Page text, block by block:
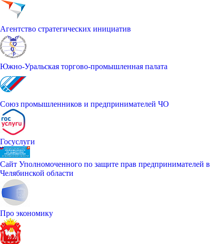
Агентство стратегических инициатив
Южно-Уральская торгово-промышленная палата
Союз промышленников и предпринимателей ЧО
Госуслуги
Сайт Уполномоченного по защите прав предпринимателей в
Челябинской области
Про экономику